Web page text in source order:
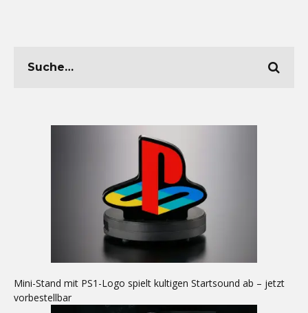
Mini-Stand mit PS1-Logo spielt kultigen Startsound ab – jetzt
vorbestellbar